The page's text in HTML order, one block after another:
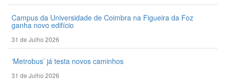
Campus da Universidade de Coimbra na Figueira da Foz
ganha novo edifício
31 de Julho 2026
‘Metrobus’ já testa novos caminhos
31 de Julho 2026